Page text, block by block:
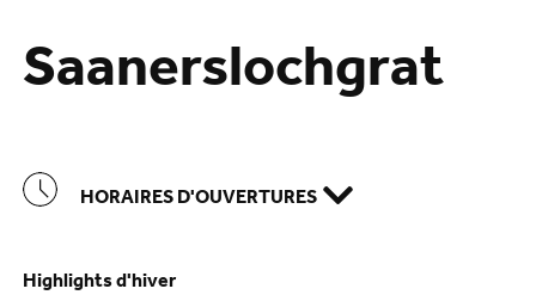
Saanerslochgrat
HORAIRES D'OUVERTURES
Highlights d'hiver